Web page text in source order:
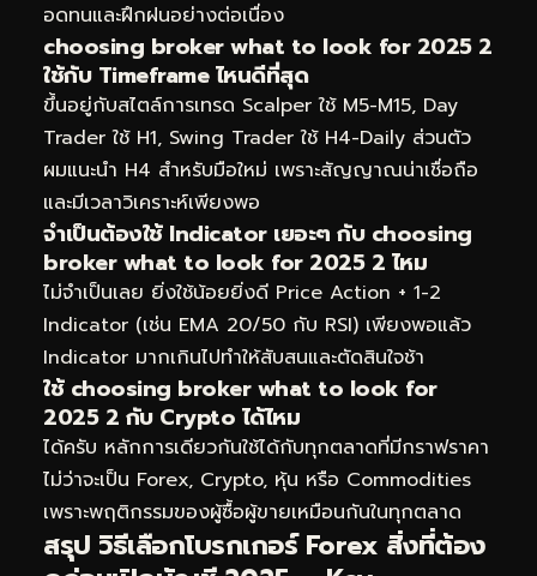
อดทนและฝึกฝนอย่างต่อเนื่อง
choosing broker what to look for 2025 2
ใช้กับ Timeframe ไหนดีที่สุด
ขึ้นอยู่กับสไตล์การเทรด Scalper ใช้ M5-M15, Day
Trader ใช้ H1, Swing Trader ใช้ H4-Daily ส่วนตัว
ผมแนะนำ H4 สำหรับมือใหม่ เพราะสัญญาณน่าเชื่อถือ
และมีเวลาวิเคราะห์เพียงพอ
จำเป็นต้องใช้ Indicator เยอะๆ กับ choosing
broker what to look for 2025 2 ไหม
ไม่จำเป็นเลย ยิ่งใช้น้อยยิ่งดี Price Action + 1-2
Indicator (เช่น EMA 20/50 กับ RSI) เพียงพอแล้ว
Indicator มากเกินไปทำให้สับสนและตัดสินใจช้า
ใช้ choosing broker what to look for
2025 2 กับ Crypto ได้ไหม
ได้ครับ หลักการเดียวกันใช้ได้กับทุกตลาดที่มีกราฟราคา
ไม่ว่าจะเป็น Forex, Crypto, หุ้น หรือ Commodities
เพราะพฤติกรรมของผู้ซื้อผู้ขายเหมือนกันในทุกตลาด
สรุป วิธีเลือกโบรกเกอร์ Forex สิ่งที่ต้อง